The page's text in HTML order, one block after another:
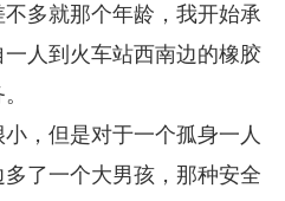
多就那个年龄，我开始承
人到火车站西南边的橡胶
，但是对于一个孤身一人
了一个大男孩，那种安全